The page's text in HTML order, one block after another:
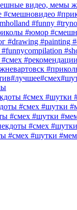
видео, мемы
#funny
#юмор
#drawing #painting
#смех #шутки
#смех #шутки
#смех #шутки
#смех
#смех #шутки